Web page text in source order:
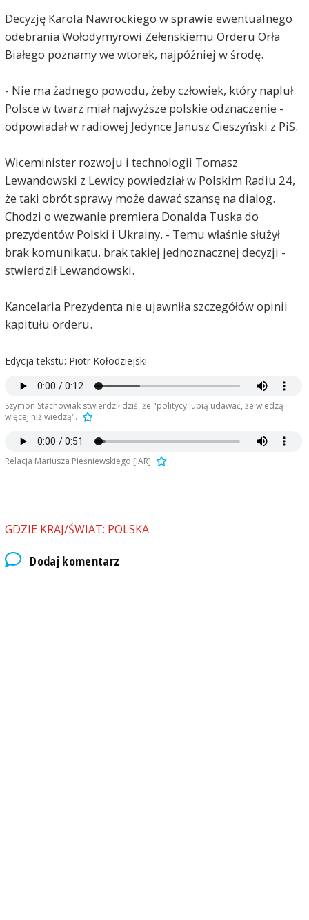
Decyzję Karola Nawrockiego w sprawie ewentualnego
odebrania Wołodymyrowi Zełenskiemu Orderu Orła
Białego poznamy we wtorek, najpóźniej w środę.
- Nie ma żadnego powodu, żeby człowiek, który napluł
Polsce w twarz miał najwyższe polskie odznaczenie -
odpowiadał w radiowej Jedynce Janusz Cieszyński z PiS.
Wiceminister rozwoju i technologii Tomasz
Lewandowski z Lewicy powiedział w Polskim Radiu 24,
że taki obrót sprawy może dawać szansę na dialog.
Chodzi o wezwanie premiera Donalda Tuska do
prezydentów Polski i Ukrainy. - Temu właśnie służył
brak komunikatu, brak takiej jednoznacznej decyzji -
stwierdził Lewandowski.
Kancelaria Prezydenta nie ujawniła szczegółów opinii
kapitułu orderu.
Edycja tekstu: Piotr Kołodziejski
Szymon Stachowiak stwierdził dziś, że "politycy lubią udawać, że wiedzą
więcej niż wiedzą".
Relacja Mariusza Pieśniewskiego [IAR]
GDZIE KRAJ/ŚWIAT: POLSKA
Dodaj komentarz